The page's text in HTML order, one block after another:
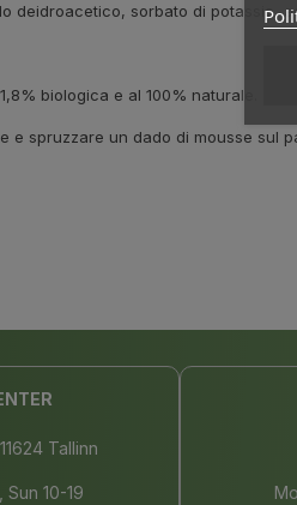
deidroacetico, sorbato di potassio,
biologica e al 100% naturale.
e spruzzare un dado di mousse sul
Tallinn
Sun 10-19